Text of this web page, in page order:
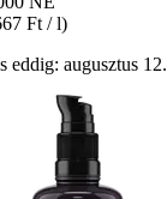
Ft / l)
eddig: augusztus 12.